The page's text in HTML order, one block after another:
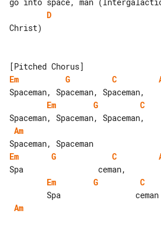
D
Christ)
Em
G C
Em
G
C
Am
Em
G C
Em
G
C
Am